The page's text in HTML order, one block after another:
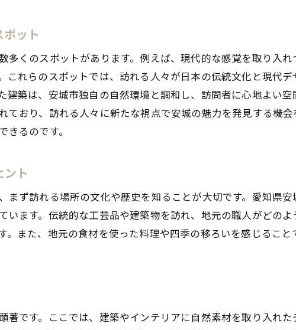
快適な空間作りの秘訣
機能性を重視した和モダンの工夫
安城市の和モダン建築の住みやすさ
和モダンの新境地を探る安城市の特別な空間
革新的な和モダン空間の提案
安城市で体感する新たな和モダンの可能性
未来を見据えた和モダンの試み
ット
多くのスポットがあります。例えば、現代的な感覚を取り入
これらのスポットでは、訪れる人々が日本の伝統文化と現代
建築は、安城市独自の自然環境と調和し、訪問者に心地よい
ており、訪れる人々に新たな視点で安城の魅力を発見する機
るのです。
ト
まず訪れる場所の文化や歴史を知ることが大切です。愛知県
います。伝統的な工芸品や建築物を訪れ、地元の職人がどの
。また、地元の食材を使った料理や四季の移ろいを感じるこ
著です。ここでは、建築やインテリアに自然素材を取り入れ